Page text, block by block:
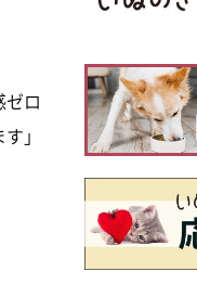
ロ
」